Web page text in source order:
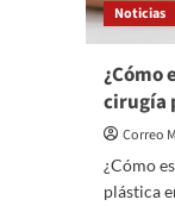
Noticias
¿Cómo
cirugía
Correo
¿Cómo
plástica